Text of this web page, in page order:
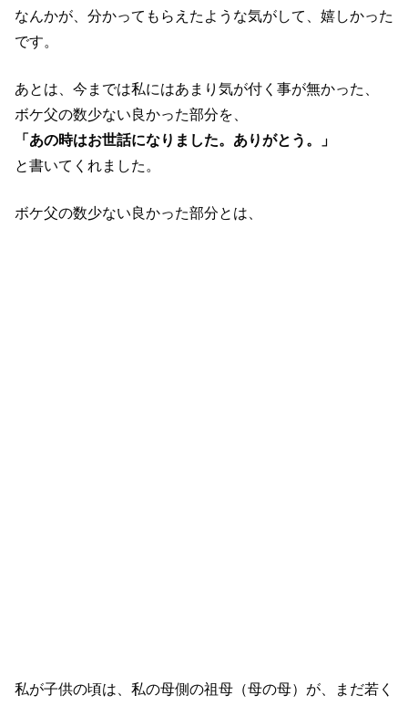
なんかが、分かってもらえたような気がして、嬉しかった
です。
あとは、今までは私にはあまり気が付く事が無かった、
ボケ父の数少ない良かった部分を、
「あの時はお世話になりました。ありがとう。」
と書いてくれました。
ボケ父の数少ない良かった部分とは、
私が子供の頃は、私の母側の祖母（母の母）が、まだ若く